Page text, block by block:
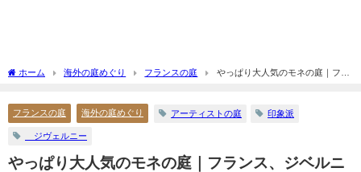
ホーム 海外の庭めぐり フランスの庭
やっぱり大人気のモネの庭｜フラ
フランスの庭 海外の庭めぐり アーティストの庭 印象派
ジヴェルニー
やっぱり大人気のモネの庭｜フランス、ジベルニ